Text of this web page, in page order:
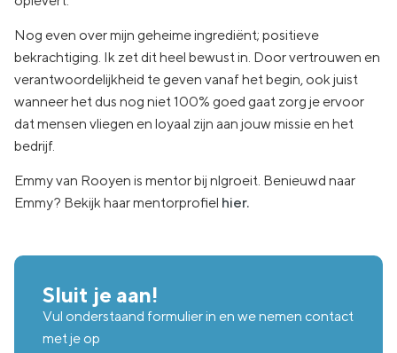
Nog even over mijn geheime ingrediënt; positieve
bekrachtiging. Ik zet dit heel bewust in. Door vertrouwen en
verantwoordelijkheid te geven vanaf het begin, ook juist
wanneer het dus nog niet 100% goed gaat zorg je ervoor
dat mensen vliegen en loyaal zijn aan jouw missie en het
bedrijf.
Emmy van Rooyen is mentor bij nlgroeit. Benieuwd naar
Emmy? Bekijk haar mentorprofiel hier.
Sluit je aan!
Vul onderstaand formulier in en we nemen contact
met je op